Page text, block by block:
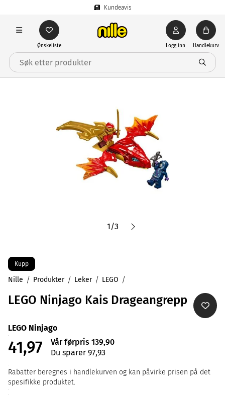
Kundeavis
Ønskeliste Logg inn Handlekurv
1/3
Kupp
Nille Produkter Leker LEGO
LEGO Ninjago Kais Drageangrepp
LEGO Ninjago
41,97
Vår førpris 139,90
Du sparer 97,93
Rabatter beregnes i handlekurven og kan påvirke prisen på det
spesifikke produktet.